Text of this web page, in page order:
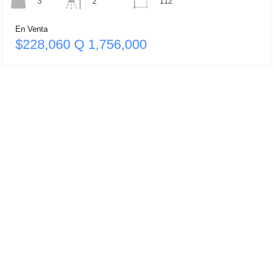
En Venta
$228,060 Q 1,756,000